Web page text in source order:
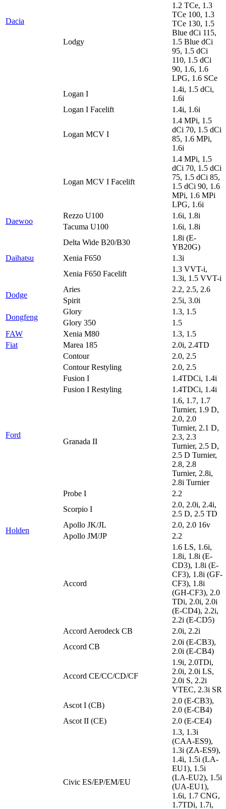
Dacia
Lodgy
1.2 TCe, 1.3
TCe 100, 1.3
TCe 130, 1.5
Blue dCi 115,
1.5 Blue dCi
95, 1.5 dCi
110, 1.5 dCi
90, 1.6, 1.6
LPG, 1.6 SCe
Logan I
1.4i, 1.5 dCi,
1.6i
Logan I Facelift
1.4i, 1.6i
Logan MCV I
1.4 MPi, 1.5
dCi 70, 1.5 dCi
85, 1.6 MPi,
1.6i
Logan MCV I Facelift
1.4 MPi, 1.5
dCi 70, 1.5 dCi
75, 1.5 dCi 85,
1.5 dCi 90, 1.6
MPi, 1.6 MPi
LPG, 1.6i
Daewoo
Rezzo U100
1.6i, 1.8i
Tacuma U100
1.6i, 1.8i
Daihatsu
Delta Wide B20/B30
1.8i (E-
YB20G)
Xenia F650
1.3i
Xenia F650 Facelift
1.3 VVT-i,
1.3i, 1.5 VVT-i
Dodge
Aries
2.2, 2.5, 2.6
Spirit
2.5i, 3.0i
Dongfeng
Glory
1.3, 1.5
Glory 350
1.5
FAW
Xenia M80
1.3, 1.5
Fiat
Marea 185 2.0i, 2.4TD
Ford
Contour
2.0, 2.5
Contour Restyling
2.0, 2.5
Fusion I
1.4TDCi, 1.4i
Fusion I Restyling
1.4TDCi, 1.4i
Granada II
1.6, 1.7, 1.7
Turnier, 1.9 D,
2.0, 2.0
Turnier, 2.1 D,
2.3, 2.3
Turnier, 2.5 D,
2.5 D Turnier,
2.8, 2.8
Turnier, 2.8i,
2.8i Turnier
Probe I
2.2
Scorpio I
2.0, 2.0i, 2.4i,
2.5 D, 2.5 TD
Holden
Apollo JK/JL
2.0, 2.0 16v
Apollo JM/JP
2.2
Accord
1.6 LS, 1.6i,
1.8i, 1.8i (E-
CD3), 1.8i (E-
CF3), 1.8i (GF-
CF3), 1.8i
(GH-CF3), 2.0
TDi, 2.0i, 2.0i
(E-CD4), 2.2i,
2.2i (E-CD5)
Accord Aerodeck CB
2.0i, 2.2i
Accord CB
2.0i (E-CB3),
2.0i (E-CB4)
Accord CE/CC/CD/CF
1.9i, 2.0TDi,
2.0i, 2.0i LS,
2.0i S, 2.2i
VTEC, 2.3i SR
Ascot I (CB)
2.0 (E-CB3),
2.0 (E-CB4)
Ascot II (CE)
2.0 (E-CE4)
Civic ES/EP/EM/EU
1.3, 1.3i
(CAA-ES9),
1.3i (ZA-ES9),
1.4i, 1.5i (LA-
EU1), 1.5i
(LA-EU2), 1.5i
(UA-EU1),
1.6i, 1.7 CNG,
1.7TDi, 1.7i,